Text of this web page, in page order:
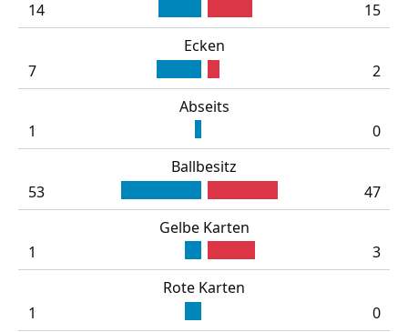
14
15
Ecken
7
2
Abseits
1
0
Ballbesitz
53
47
Gelbe Karten
1
3
Rote Karten
1
0